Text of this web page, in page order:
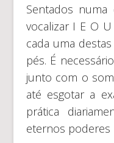
Sentados
vocalizar I E O
cada uma
pés. É
junto com o
até esgotar a
prática
eternos poderes